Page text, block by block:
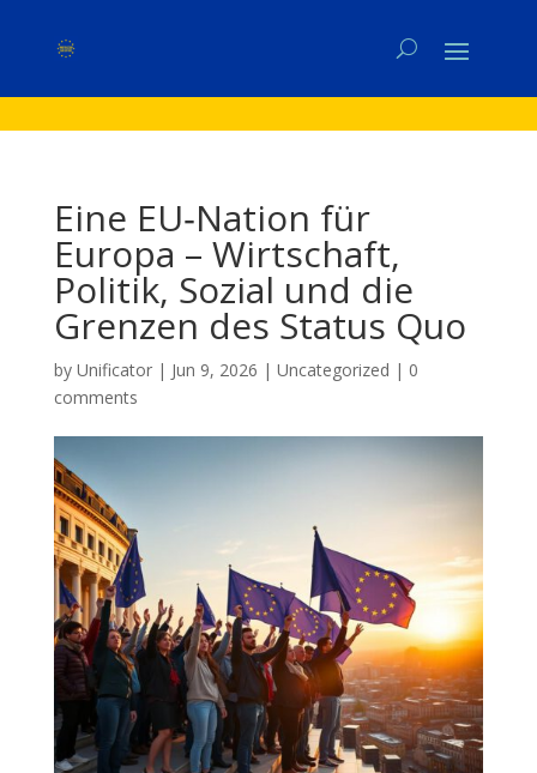
Eine EU‑Nation für
Europa – Wirtschaft,
Politik, Sozial und die
Grenzen des Status Quo
by Unificator| Jun 9, 2026 | Uncategorized | 0
comments